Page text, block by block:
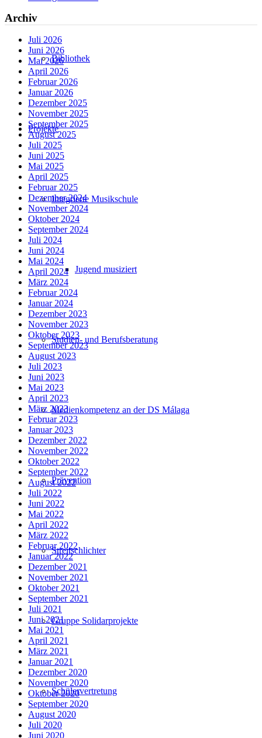
Bibliothek
Projekte
Integrierte Musikschule
Jugend musiziert
Studien- und Berufsberatung
Medienkompetenz an der DS Málaga
Prävention
Streitschlichter
Gruppe Solidarprojekte
Schülervertretung
Archiv
Juli 2026
Juni 2026
Mai 2026
April 2026
Februar 2026
Januar 2026
Dezember 2025
November 2025
September 2025
August 2025
Juli 2025
Juni 2025
Mai 2025
April 2025
Februar 2025
Dezember 2024
November 2024
Oktober 2024
September 2024
Juli 2024
Juni 2024
Mai 2024
April 2024
März 2024
Februar 2024
Januar 2024
Dezember 2023
November 2023
Oktober 2023
September 2023
August 2023
Juli 2023
Juni 2023
Mai 2023
April 2023
März 2023
Februar 2023
Januar 2023
Dezember 2022
November 2022
Oktober 2022
September 2022
August 2022
Juli 2022
Juni 2022
Mai 2022
April 2022
März 2022
Februar 2022
Januar 2022
Dezember 2021
November 2021
Oktober 2021
September 2021
Juli 2021
Juni 2021
Mai 2021
April 2021
März 2021
Januar 2021
Dezember 2020
November 2020
Oktober 2020
September 2020
August 2020
Juli 2020
Juni 2020